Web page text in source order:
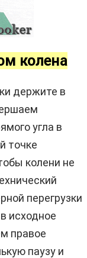
колена
держите в
угла в
точке
колени не
перегрузки
исходное
правое
паузу и